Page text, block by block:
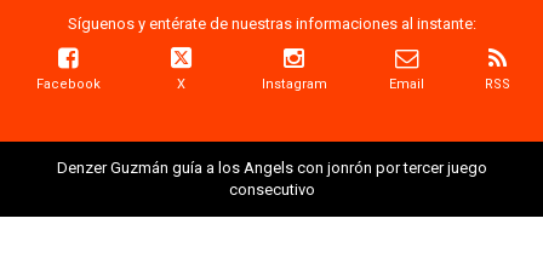
Síguenos y entérate de nuestras informaciones al instante:
Facebook X Instagram Email RSS
Denzer Guzmán guía a los Angels con jonrón por tercer juego
consecutivo